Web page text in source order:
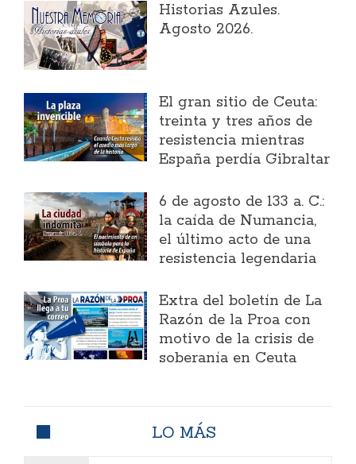
Historias Azules.
Agosto 2026.
El gran sitio de Ceuta:
treinta y tres años de
resistencia mientras
España perdía Gibraltar
6 de agosto de 133 a. C.:
la caída de Numancia,
el último acto de una
resistencia legendaria
Extra del boletín de La
Razón de la Proa con
motivo de la crisis de
soberanía en Ceuta
LO MÁS